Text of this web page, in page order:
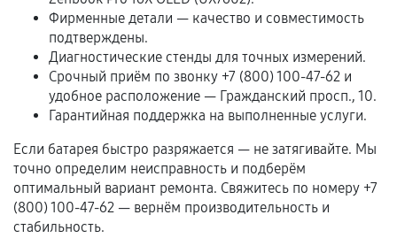
Программные сбои, если это не указано в
отдельных условиях.
Если комплектующие куплены
самостоятельно
Гарантия на выполненные работы может
сохраняться полностью или частично, если
соблюдены следующие условия:
Предоставленные детали подходят по
Фирменные детали — качество и совместимость
подтверждены.
Диагностические стенды для точных измерений.
Срочный приём по звонку +7 (800) 100-47-62 и
удобное расположение — Гражданский просп., 10.
Гарантийная поддержка на выполненные услуги.
Если батарея быстро разряжается — не затягивайте. Мы
точно определим неисправность и подберём
оптимальный вариант ремонта. Свяжитесь по номеру +7
(800) 100-47-62 — вернём производительность и
стабильность.